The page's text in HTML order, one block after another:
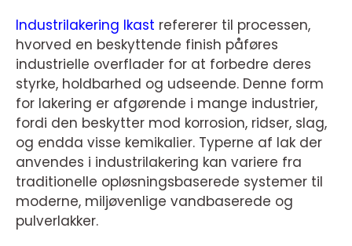
Industrilakering Ikast refererer til processen,
hvorved en beskyttende finish påføres
industrielle overflader for at forbedre deres
styrke, holdbarhed og udseende. Denne form
for lakering er afgørende i mange industrier,
fordi den beskytter mod korrosion, ridser, slag,
og endda visse kemikalier. Typerne af lak der
anvendes i industrilakering kan variere fra
traditionelle opløsningsbaserede systemer til
moderne, miljøvenlige vandbaserede og
pulverlakker.